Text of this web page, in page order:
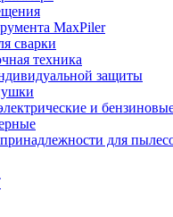
MaxPiler
сварки
техника
защиты
и
для